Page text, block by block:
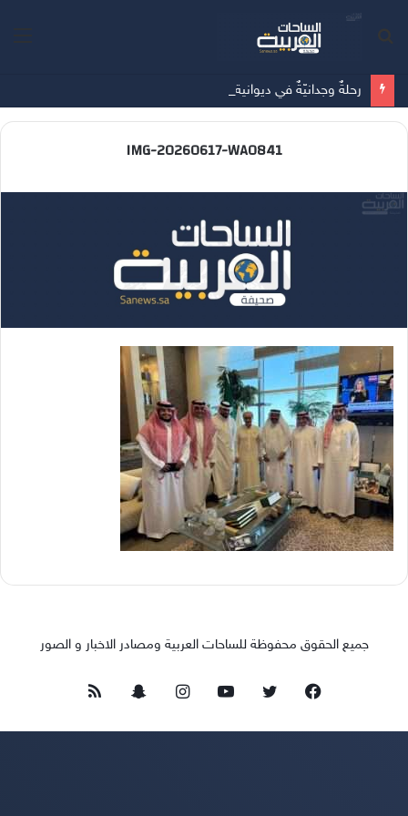
رحلةٌ وجدانيّةٌ في ديوانية القلم الذهبي بقلم – خديجة غانم
IMG-20260617-WA0841
جميع الحقوق محفوظة للساحات العربية ومصادر الاخبار و الصور
فيسبوك تويتر يوتيوبانستقرامسناب
تشات
ملخص
الموقع